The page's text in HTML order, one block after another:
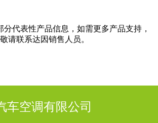
分代表性产品信息，如需更多产品支持，
敬请联系达因销售人员。
车空调有限公司